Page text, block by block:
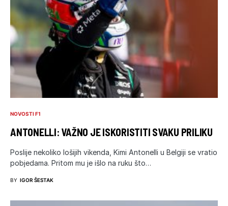
NOVOSTI F1
ANTONELLI: VAŽNO JE ISKORISTITI SVAKU PRILIKU
Poslije nekoliko lošijih vikenda, Kimi Antonelli u Belgiji se vratio
pobjedama. Pritom mu je išlo na ruku što…
BY IGOR ŠESTAK